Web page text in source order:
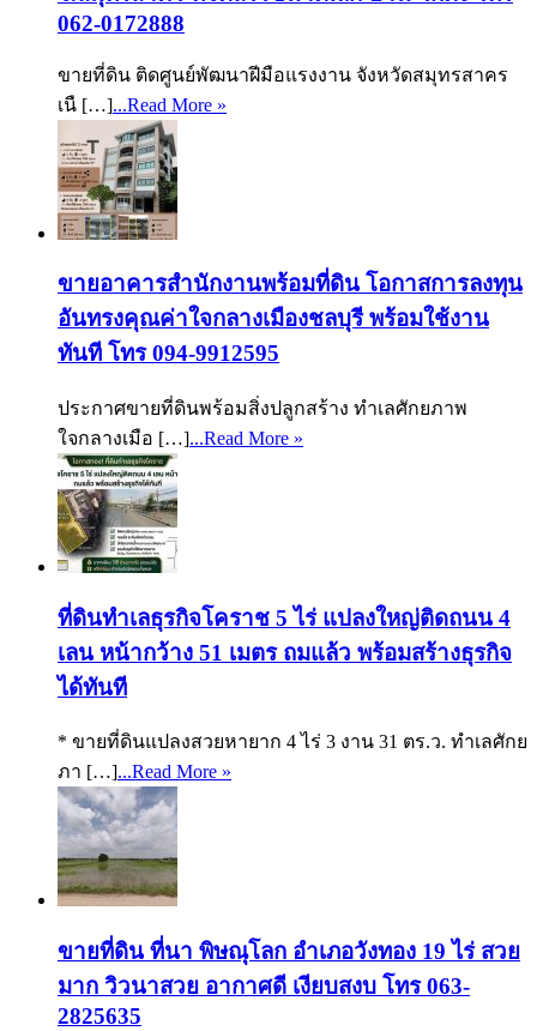
062-0172888
ขายที่ดิน ติดศูนย์พัฒนาฝีมือแรงงาน จังหวัดสมุทรสาคร
เนื […]...Read More »
ขายอาคารสำนักงานพร้อมที่ดิน โอกาสการลงทุน
อันทรงคุณค่าใจกลางเมืองชลบุรี พร้อมใช้งาน
ทันที โทร 094-9912595
ประกาศขายที่ดินพร้อมสิ่งปลูกสร้าง ทำเลศักยภาพ
ใจกลางเมือ […]...Read More »
ที่ดินทำเลธุรกิจโคราช 5 ไร่ แปลงใหญ่ติดถนน 4
เลน หน้ากว้าง 51 เมตร ถมแล้ว พร้อมสร้างธุรกิจ
ได้ทันที
* ขายที่ดินแปลงสวยหายาก 4 ไร่ 3 งาน 31 ตร.ว. ทำเลศักย
ภา […]...Read More »
ขายที่ดิน ที่นา พิษณุโลก อำเภอวังทอง 19 ไร่ สวย
มาก วิวนาสวย อากาศดี เงียบสงบ โทร 063-
2825635